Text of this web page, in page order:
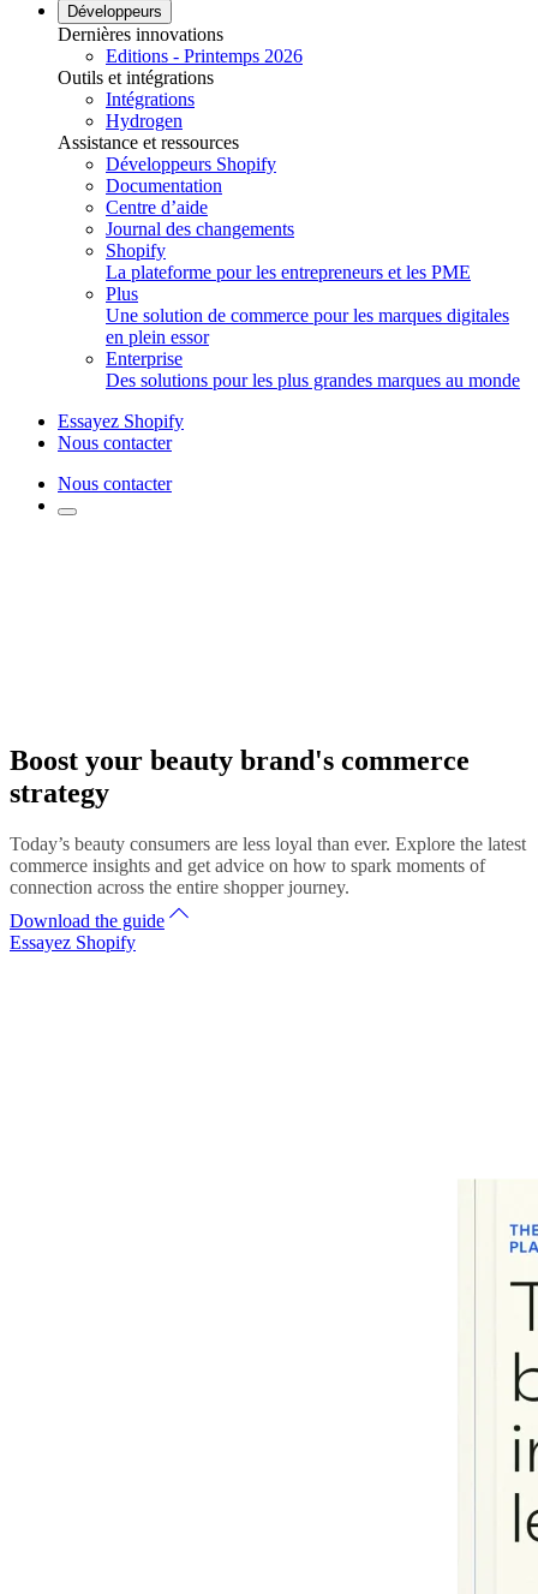
Développeurs
Dernières innovations
Editions - Printemps 2026
Outils et intégrations
Intégrations
Hydrogen
Assistance et ressources
Développeurs Shopify
Documentation
Centre d’aide
Journal des changements
Shopify
La plateforme pour les entrepreneurs et les PME
Plus
Une solution de commerce pour les marques digitales
en plein essor
Enterprise
Des solutions pour les plus grandes marques au monde
Essayez Shopify
Nous contacter
Nous contacter
Boost your beauty brand's commerce
strategy
Today’s beauty consumers are less loyal than ever. Explore the latest
commerce insights and get advice on how to spark moments of
connection across the entire shopper journey.
Download the guide
Essayez Shopify